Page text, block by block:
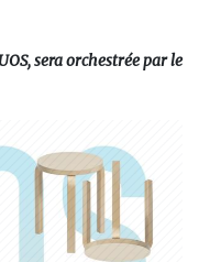
sera orchestrée par le